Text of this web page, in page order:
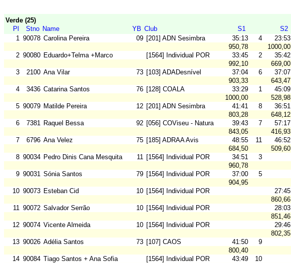
Verde (25)
Pl
Stno Name YB Club S1 S2
1 90078 Carolina Pereira 09 [201] ADN Sesimbra 35:13 4 23:53
950,78
1000,00
2 90080 Eduardo+Telma +Marco [1564] Individual POR 33:45 2 35:42
992,10
669,00
3
2100 Ana Vilar 73 [103] ADADesnível 37:04 6 37:07
903,33
643,47
4
3436 Catarina Santos 76 [128] COALA 33:29 1 45:09
1000,00
528,98
5 90079 Matilde Pereira 12 [201] ADN Sesimbra 41:41 8 36:51
803,28
648,12
6
7381 Raquel Bessa 92 [056] COViseu - Natura 39:43 7 57:17
843,05
416,93
7
6796 Ana Velez 75 [185] ADRAA Avis 48:55 11 46:52
684,50
509,60
8 90034 Pedro Dinis Cana Mesquita 11 [1564] Individual POR 34:51
3
960,78
9 90031 Sónia Santos 79 [1564] Individual POR 37:00
5
904,95
10 90073 Esteban Cid 10 [1564] Individual POR 27:45
860,66
11 90072 Salvador Serrão 10 [1564] Individual POR 28:03
851,46
12 90074 Vicente Almeida 10 [1564] Individual POR 29:46
802,35
13 90026 Adélia Santos 73 [107] CAOS 41:50
9
800,40
14 90084 Tiago Santos + Ana Sofia [1564] Individual POR 43:49
10